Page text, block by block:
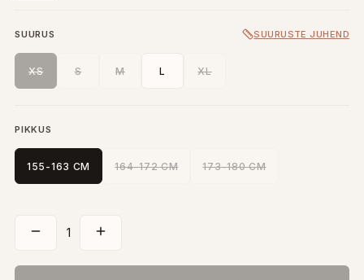
SUURUS SUURUSTE JUHEND
XS S M L XL
PIKKUS
155-163 CM 164-172 CM 173-180 CM
1